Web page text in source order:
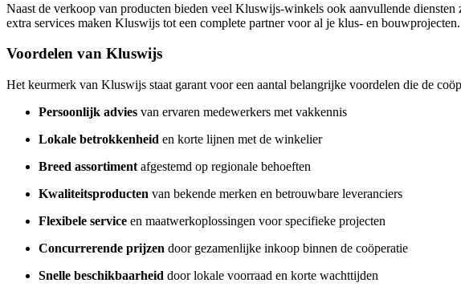
Naast de verkoop van producten bieden veel Kluswijs-winkels ook aanvullende
extra services maken Kluswijs tot een complete partner voor al je klus- en bouwprojecten.
Voordelen van Kluswijs
Het keurmerk van Kluswijs staat garant voor een aantal belangrijke voordelen die de
Persoonlijk advies van ervaren medewerkers met vakkennis
Lokale betrokkenheid en korte lijnen met de winkelier
Breed assortiment afgestemd op regionale behoeften
Kwaliteitsproducten van bekende merken en betrouwbare leveranciers
Flexibele service en maatwerkoplossingen voor specifieke projecten
Concurrerende prijzen door gezamenlijke inkoop binnen de coöperatie
Snelle beschikbaarheid door lokale voorraad en korte wachttijden